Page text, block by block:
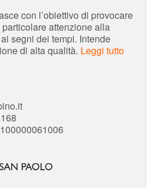
con l’obiettivo di provocare
attenzione alla
segni dei tempi. Intende
di alta qualità. Leggi tutto